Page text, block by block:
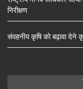
निरीक्षण
संवहनीय कृषि को बढ़ावा देने